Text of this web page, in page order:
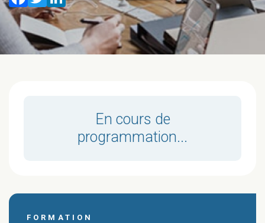
En cours de
programmation...
FORMATION